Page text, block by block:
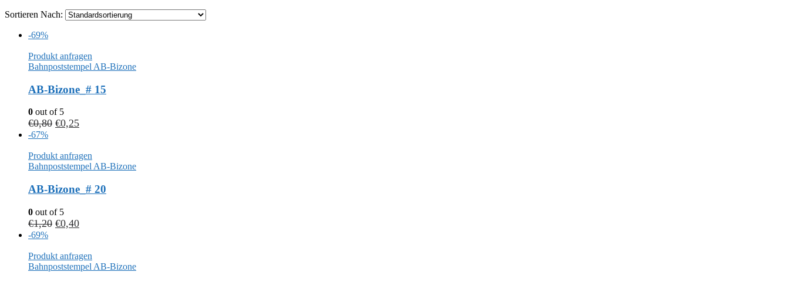
Sortieren Nach:
-69%
Produkt anfragen
Bahnpoststempel AB-Bizone
AB-Bizone_# 15
0 out of 5
€0,80 €0,25
-67%
Produkt anfragen
Bahnpoststempel AB-Bizone
AB-Bizone_# 20
0 out of 5
€1,20 €0,40
-69%
Produkt anfragen
Bahnpoststempel AB-Bizone